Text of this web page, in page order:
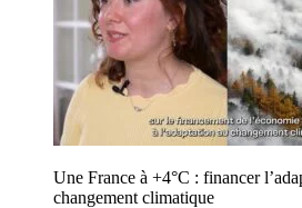
Une France à +4°C : financer
changement climatique